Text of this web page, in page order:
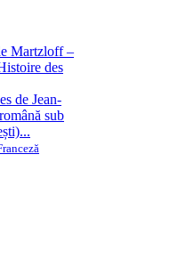
Martzloff –
des
de Jean-
sub